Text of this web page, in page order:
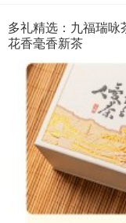
多礼精选：九福瑞咏
花香毫香新茶